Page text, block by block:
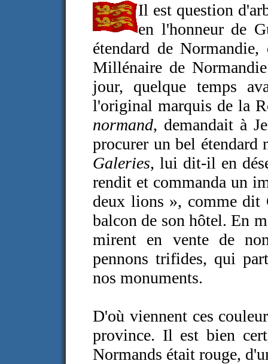
Il est question
en l'honneur de
étendard de
Millénaire de
jour, quelque temps
l'original marquis de la
normand, demandait à
procurer un bel
Galeries, lui dit-il en
rendit et commanda un
deux lions », comme dit
balcon de son hôtel. En
mirent en vente de
pennons trifides, qui
nos monuments.
D'où viennent ces
province. Il est bien
Normands était rouge,